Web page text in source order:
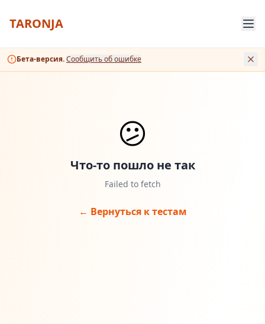
TARONJA
Бета-версия.Сообщить об ошибке
😕
Что-то пошло не так
Failed to fetch
← Вернуться к тестам